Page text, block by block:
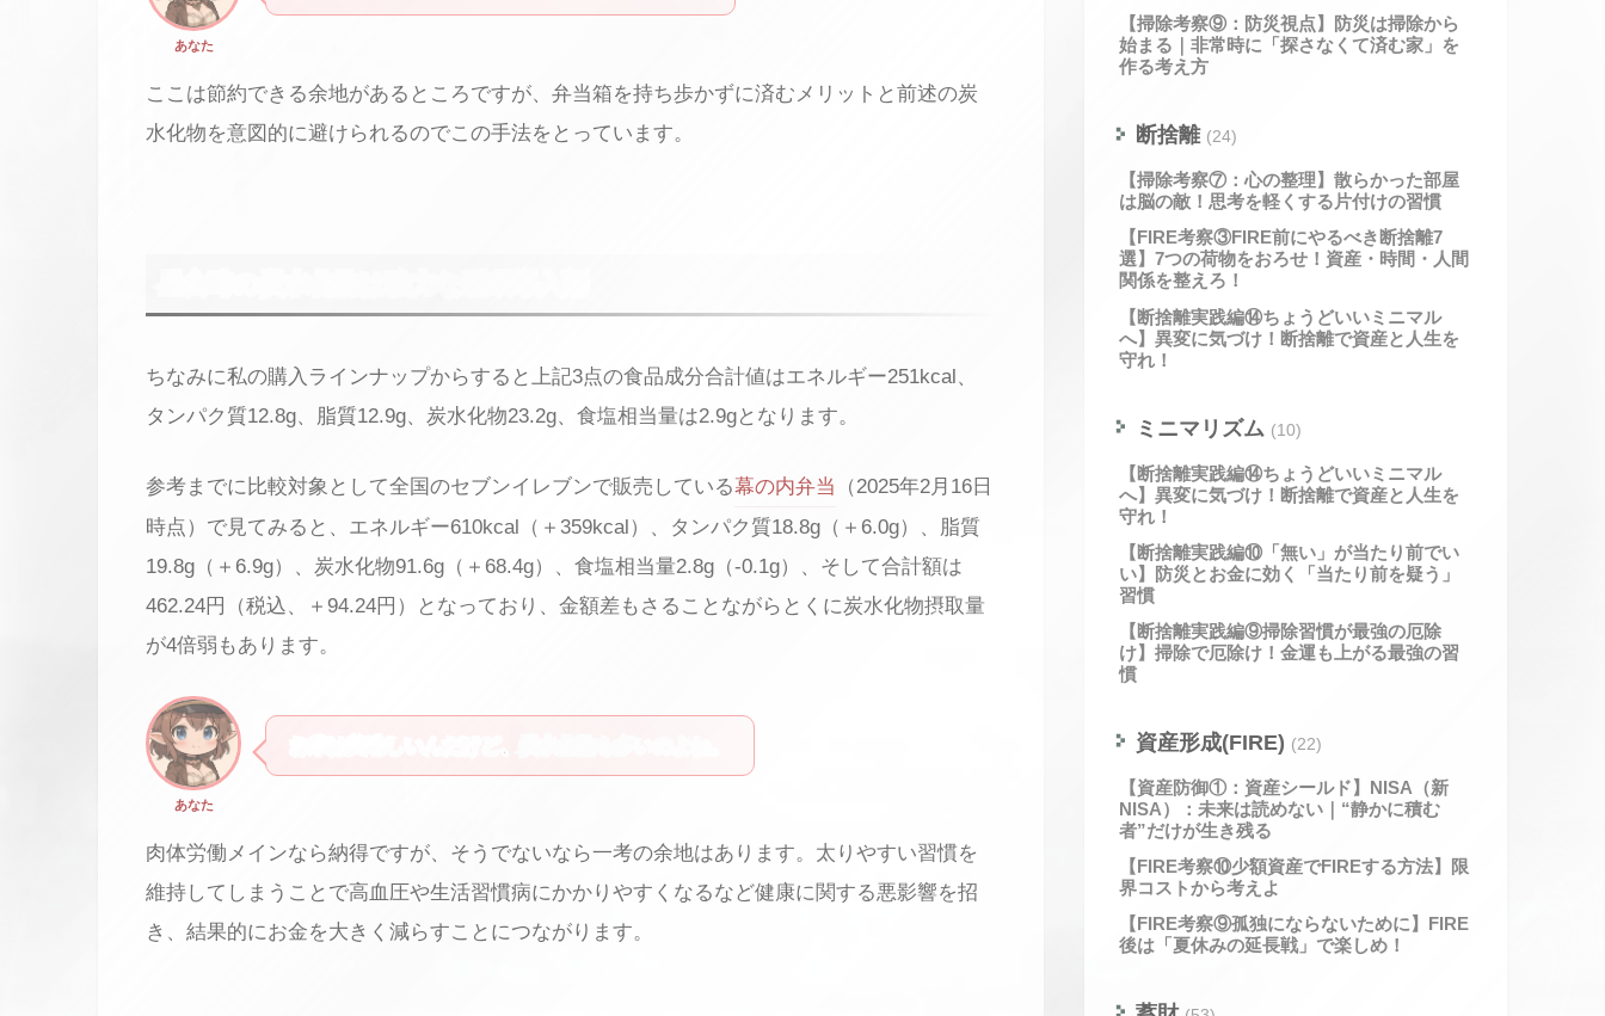
あなた
ここは節約できる余地があるところですが、弁当箱を持ち歩かずに済むメリットと前述の炭
水化物を意図的に避けられるのでこの手法をとっています。
ちなみに私の購入ラインナップからすると上記3点の食品成分合計値はエネルギー251kcal、
タンパク質12.8g、脂質12.9g、炭水化物23.2g、食塩相当量は2.9gとなります。
参考までに比較対象として全国のセブンイレブンで販売している幕の内弁当
（2025年2月16日
時点）で見てみると、エネルギー610kcal（＋359kcal）、タンパク質18.8g（＋6.0g）、脂質
19.8g（＋6.9g）、炭水化物91.6g（＋68.4g）、食塩相当量2.8g（-0.1g）、そして合計額は
462.24円（税込、＋94.24円）となっており、金額差もさることながらとくに炭水化物摂取量
が4倍弱もあります。
あなた
肉体労働メインなら納得ですが、そうでないなら一考の余地はあります。太りやすい習慣を
維持してしまうことで高血圧や生活習慣病にかかりやすくなるなど健康に関する悪影響を招
き、結果的にお金を大きく減らすことにつながります。
【掃除考察⑨：防災視点】防災は掃除から
始まる｜非常時に「探さなくて済む家」を
作る考え方
断捨離 (24)
【掃除考察⑦：心の整理】散らかった部屋
は脳の敵！思考を軽くする片付けの習慣
【FIRE考察③FIRE前にやるべき断捨離7
選】7つの荷物をおろせ！資産・時間・人間
関係を整えろ！
【断捨離実践編⑭ちょうどいいミニマル
へ】異変に気づけ！断捨離で資産と人生を
守れ！
ミニマリズム (10)
【断捨離実践編⑭ちょうどいいミニマル
へ】異変に気づけ！断捨離で資産と人生を
守れ！
【断捨離実践編⑩「無い」が当たり前でい
い】防災とお金に効く「当たり前を疑う」
習慣
【断捨離実践編⑨掃除習慣が最強の厄除
け】掃除で厄除け！金運も上がる最強の習
慣
資産形成(FIRE) (22)
【資産防御①：資産シールド】NISA（新
NISA）：未来は読めない｜“静かに積む
者”だけが生き残る
【FIRE考察⑩少額資産でFIREする方法】限
界コストから考えよ
【FIRE考察⑨孤独にならないために】FIRE
後は「夏休みの延長戦」で楽しめ！